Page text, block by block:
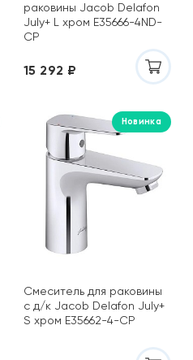
раковины Jacob Delafon
July+ L хром E35666-4ND-
CP
15 292 ₽
Новинка
Cмеситель для раковины
с д/к Jacob Delafon July+
S хром E35662-4-CP